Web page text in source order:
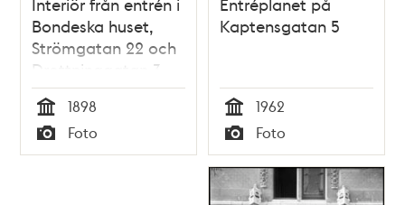
Bondeska huset,
Strömgatan 22 och
Drottninggatan 3
Tid
1898
Typ
Foto
Kaptensgatan 5
Tid
1962
Typ
Foto